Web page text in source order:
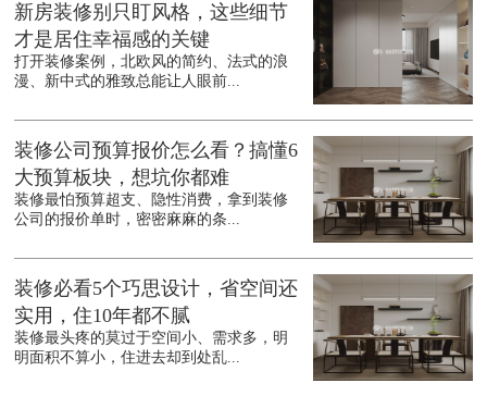
新房装修别只盯风格，这些细节
才是居住幸福感的关键
打开装修案例，北欧风的简约、法式的浪
漫、新中式的雅致总能让人眼前...
装修公司预算报价怎么看？搞懂6
大预算板块，想坑你都难
装修最怕预算超支、隐性消费，拿到装修
公司的报价单时，密密麻麻的条...
装修必看5个巧思设计，省空间还
实用，住10年都不腻
装修最头疼的莫过于空间小、需求多，明
明面积不算小，住进去却到处乱...